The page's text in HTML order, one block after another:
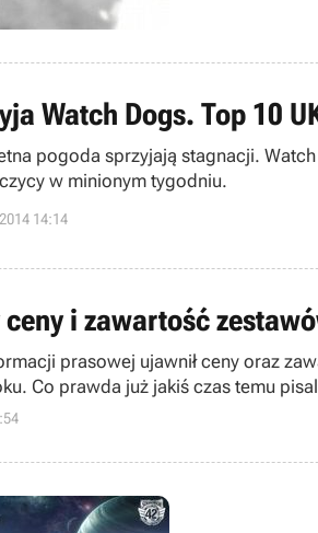
Watch Dogs. Top 10
pogoda sprzyjają stagnacji.
w minionym tygodniu.
14:14
ceny i zawartość
prasowej ujawnił ceny oraz
Co prawda już jakiś czas temu